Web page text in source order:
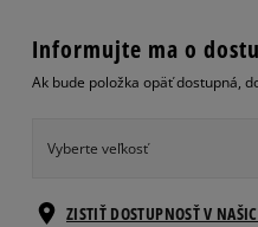
Informujte ma o
Ak bude položka opäť dostupná,
Vyberte veľkosť
ONE SIZE Informovať o
ZISTIŤ DOSTUPNOSŤ V